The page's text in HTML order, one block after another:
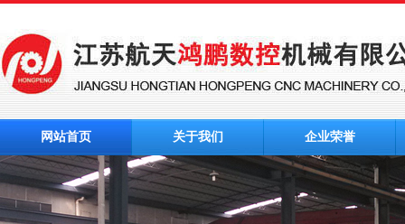
网站首页 关于我们 企业荣誉